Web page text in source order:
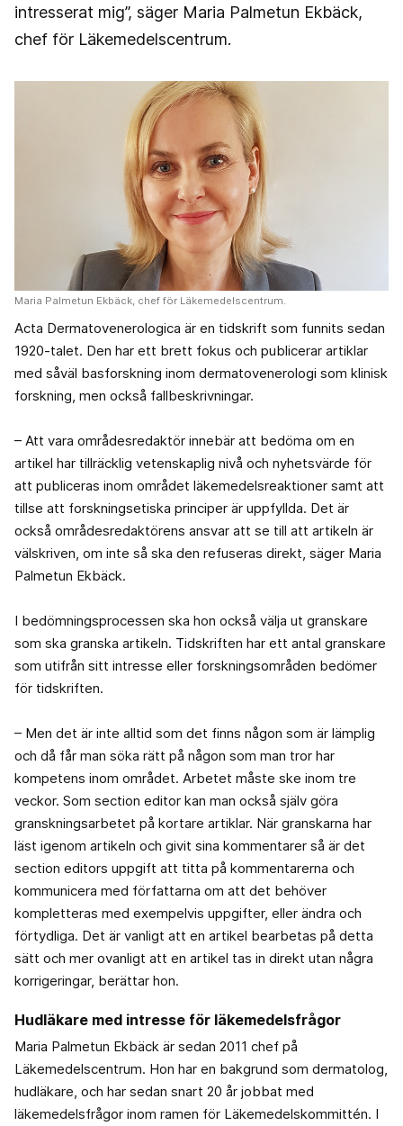
intresserat mig”, säger Maria Palmetun Ekbäck,
chef för Läkemedelscentrum.
Maria Palmetun Ekbäck, chef för Läkemedelscentrum.
Acta Dermatovenerologica är en tidskrift som funnits sedan
1920-talet. Den har ett brett fokus och publicerar artiklar
med såväl basforskning inom dermatovenerologi som klinisk
forskning, men också fallbeskrivningar.
– Att vara områdesredaktör innebär att bedöma om en
artikel har tillräcklig vetenskaplig nivå och nyhetsvärde för
att publiceras inom området läkemedelsreaktioner samt att
tillse att forskningsetiska principer är uppfyllda. Det är
också områdesredaktörens ansvar att se till att artikeln är
välskriven, om inte så ska den refuseras direkt, säger Maria
Palmetun Ekbäck.
I bedömningsprocessen ska hon också välja ut granskare
som ska granska artikeln. Tidskriften har ett antal granskare
som utifrån sitt intresse eller forskningsområden bedömer
för tidskriften.
– Men det är inte alltid som det finns någon som är lämplig
och då får man söka rätt på någon som man tror har
kompetens inom området. Arbetet måste ske inom tre
veckor. Som section editor kan man också själv göra
granskningsarbetet på kortare artiklar. När granskarna har
läst igenom artikeln och givit sina kommentarer så är det
section editors uppgift att titta på kommentarerna och
kommunicera med författarna om att det behöver
kompletteras med exempelvis uppgifter, eller ändra och
förtydliga. Det är vanligt att en artikel bearbetas på detta
sätt och mer ovanligt att en artikel tas in direkt utan några
korrigeringar, berättar hon.
Hudläkare med intresse för läkemedelsfrågor
Maria Palmetun Ekbäck är sedan 2011 chef på
Läkemedelscentrum. Hon har en bakgrund som dermatolog,
hudläkare, och har sedan snart 20 år jobbat med
läkemedelsfrågor inom ramen för Läkemedelskommittén. I